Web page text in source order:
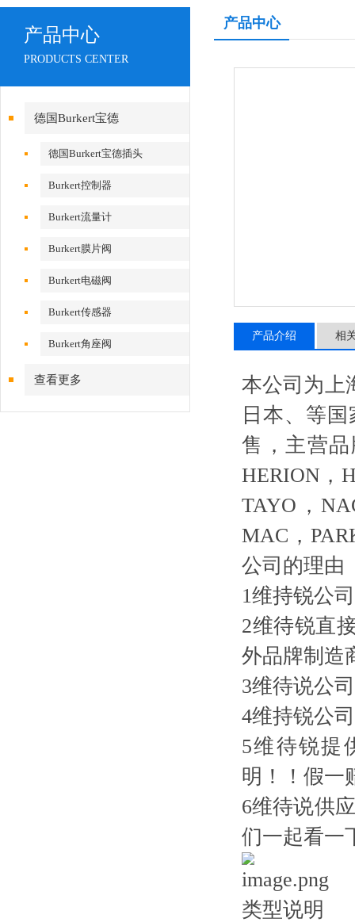
产品中心
PRODUCTS CENTER
德国Burkert宝德
德国Burkert宝德插头
Burkert控制器
Burkert流量计
Burkert膜片阀
Burkert电磁阀
Burkert传感器
Burkert角座阀
查看更多
产品中心
产品介绍 相
本公司为上
日本、等
售，主营品
HERION，
TAYO，
MAC，
公司的理由
1维持锐公
2维待锐直
外品牌制造
3维待说公
4维持锐公
5维待锐提
明！！假一
6维待说供
们一起看一
类型说明